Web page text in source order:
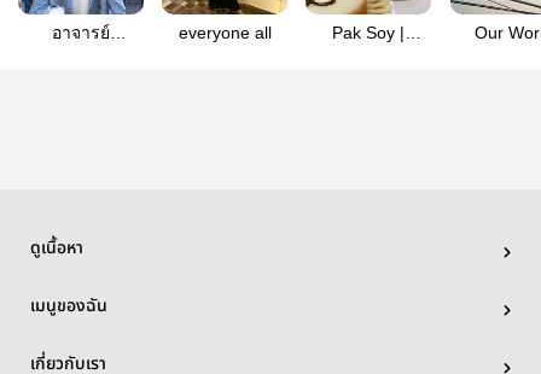
อาจารย์
everyone all
Pak Soy |
Our
ดูเนื้อหา
เมนูของฉัน
เกี่ยวกับเรา